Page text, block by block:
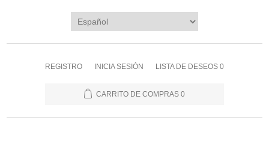
REGISTRO INICIA SESIÓN LISTA DE DESEOS 0
CARRITO DE COMPRAS 0